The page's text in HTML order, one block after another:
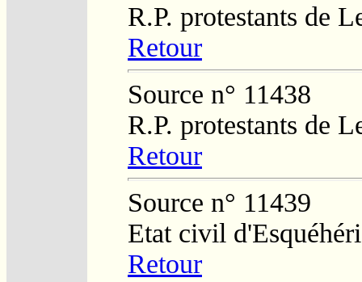
R.P. protestants de
Retour
Source n° 11438
R.P. protestants de
Retour
Source n° 11439
Etat civil
Retour